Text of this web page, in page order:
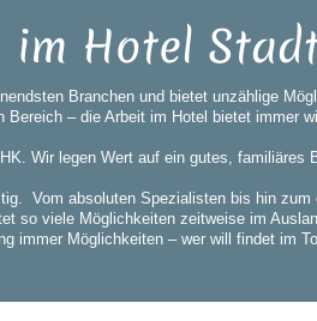
im Hotel
Branchen und bietet unzählige
Bereich – die Arbeit im Hotel bietet immer
Wir legen Wert auf ein gutes, familiäres
Vom absoluten Spezialisten bis hin
so viele Möglichkeiten zeitweise im
immer Möglichkeiten – wer will findet im